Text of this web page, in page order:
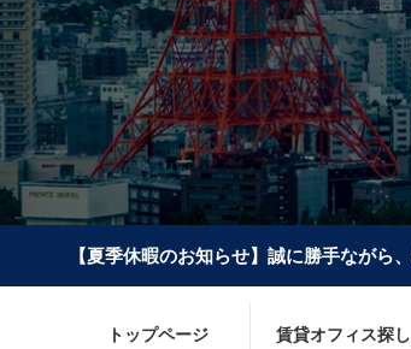
【夏季休暇のお知らせ】誠に勝手ながら、
トップページ 賃貸オフィス探し